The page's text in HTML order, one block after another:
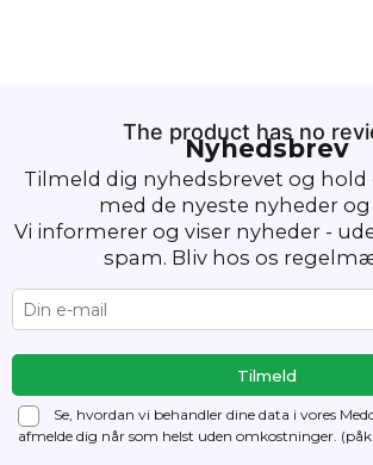
The product has no
Nyhedsbrev
Tilmeld dig nyhedsbrevet og
med de nyeste nyheder
Vi informerer og viser nyheder -
spam. Bliv hos os
Se, hvordan vi behandler dine data i vores
afmelde dig når som helst uden omkostninger.